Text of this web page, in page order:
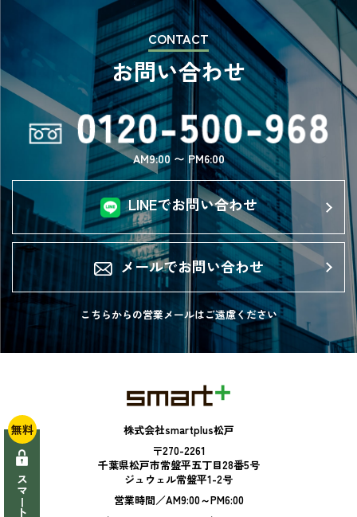
CONTACT
お問い合わせ
AM9:00 〜 PM6:00
LINEでお問い合わせ
メールでお問い合わせ
こちらからの営業メールはご遠慮ください
株式会社smartplus松戸
〒270-2261
千葉県松戸市常盤平五丁目28番5号
ジュウェル常盤平1-2号
営業時間／AM9:00～PM6:00
無料